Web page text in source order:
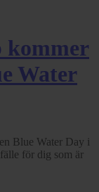
kommer
Water
Blue Water Day i
för dig som är